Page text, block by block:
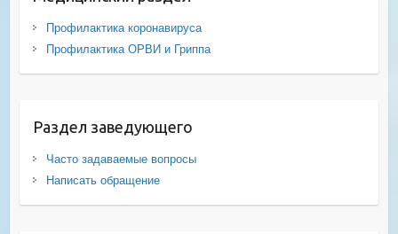
Профилактика коронавируса
Профилактика ОРВИ и Гриппа
Раздел заведующего
Часто задаваемые вопросы
Написать обращение